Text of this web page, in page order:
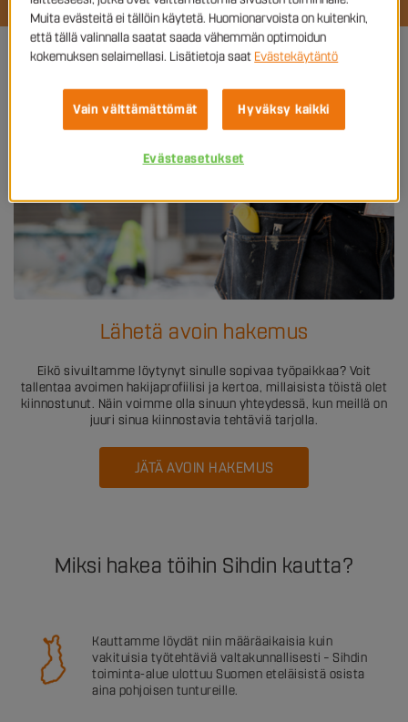
Lähetä avoin hakemus
Eikö sivuiltamme löytynyt sinulle sopivaa työpaikkaa? Voit
tallentaa avoimen hakijaprofiilisi ja kertoa, millaisista töistä olet
kiinnostunut. Näin voimme olla sinuun yhteydessä, kun meillä on
juuri sinua kiinnostavia tehtäviä tarjolla.
JÄTÄ AVOIN HAKEMUS
Miksi hakea töihin Sihdin kautta?
Kauttamme löydät niin määräaikaisia kuin
vakituisia työtehtäviä valtakunnallisesti – Sihdin
toiminta-alue ulottuu Suomen eteläisistä osista
aina pohjoisen tuntureille.
Muita evästeitä ei tällöin käytetä. Huomionarvoista on kuitenkin,
että tällä valinnalla saatat saada vähemmän optimoidun
kokemuksen selaimellasi. Lisätietoja saat Evästekäytäntö
Vain välttämättömät Hyväksy kaikki
Evästeasetukset